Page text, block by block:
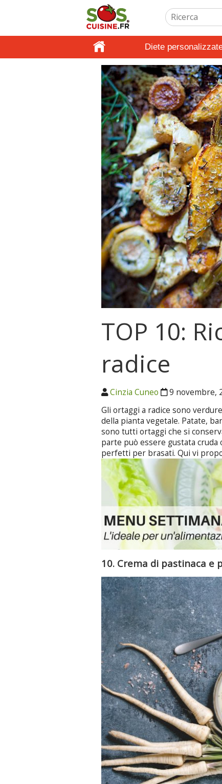
Diete
TOP 10:
radice
Cinzia Cuneo 9 novembre,
Gli ortaggi a radice sono
della pianta vegetale. Patate,
sono tutti ortaggi che si
parte può essere gustata cruda
perfetti per brasati. Qui vi
10. Crema di pastinaca e